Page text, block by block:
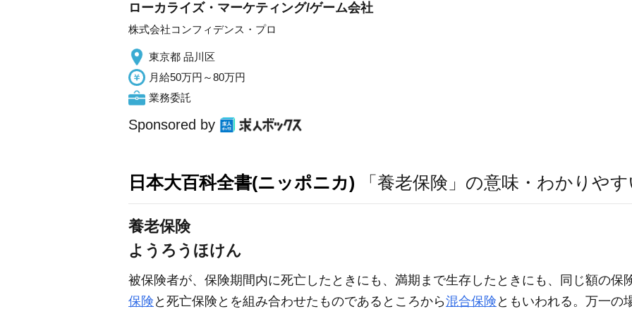
ローカライズ・マーケティング/ゲーム会社
株式会社コンフィデンス・プロ
東京都 品川区
月給50万円～80万円
業務委託
Sponsored by
日本大百科全書(ニッポニカ) 「養老保険」の意味・わかりや
養老保険
ようろうほけん
被保険者が、保険期間内に死亡したときにも、満期まで生存したときにも、同じ額の保
保険 と死亡保険とを組み合わせたものであるところから混合保険 ともいわれる。万一の